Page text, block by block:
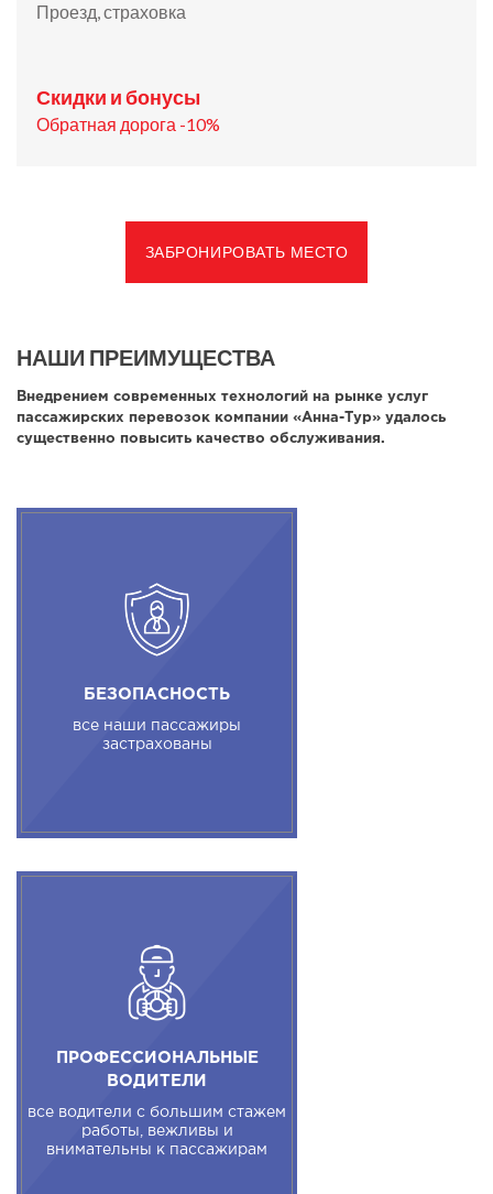
Проезд, страховка
Скидки и бонусы
Обратная дорога -10%
ЗАБРОНИРОВАТЬ МЕСТО
НАШИ ПРЕИМУЩЕСТВА
Внедрением современных технологий на рынке услуг
пассажирских перевозок компании «Анна-Тур» удалось
существенно повысить качество обслуживания.
БЕЗОПАСНОСТЬ
все наши пассажиры
застрахованы
ПРОФЕССИОНАЛЬНЫЕ
ВОДИТЕЛИ
все водители с большим стажем
работы, вежливы и
внимательны к пассажирам